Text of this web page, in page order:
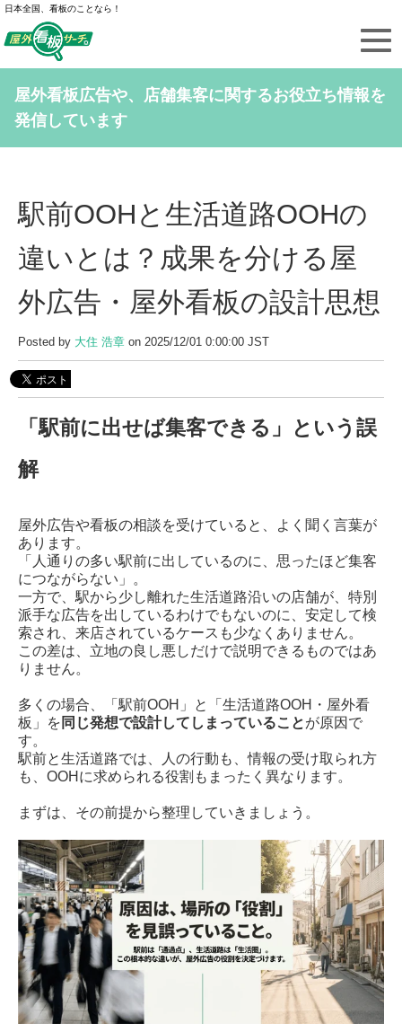
日本全国、看板のことなら！
屋外看板広告や、店舗集客に関するお役立ち情報を
発信しています
駅前OOHと生活道路OOHの
違いとは？成果を分ける屋
外広告・屋外看板の設計思想
Posted by 大住 浩章 on 2025/12/01 0:00:00 JST
「駅前に出せば集客できる」という誤
解
屋外広告や看板の相談を受けていると、よく聞く言葉が
あります。
「人通りの多い駅前に出しているのに、思ったほど集客
につながらない」。
一方で、駅から少し離れた生活道路沿いの店舗が、特別
派手な広告を出しているわけでもないのに、安定して検
索され、来店されているケースも少なくありません。
この差は、立地の良し悪しだけで説明できるものではあ
りません。
多くの場合、「駅前OOH」と「生活道路OOH・屋外看
板」を 同じ発想で設計してしまっていることが原因で
す。
駅前と生活道路では、人の行動も、情報の受け取られ方
も、OOHに求められる役割もまったく異なります。
まずは、その前提から整理していきましょう。